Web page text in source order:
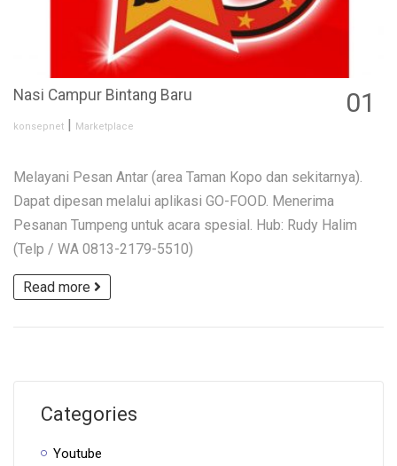
Nasi Campur Bintang Baru
konsepnet Marketplace
01
Melayani Pesan Antar (area Taman Kopo dan sekitarnya).
Dapat dipesan melalui aplikasi GO-FOOD. Menerima
Pesanan Tumpeng untuk acara spesial. Hub: Rudy Halim
(Telp / WA 0813-2179-5510)
Read more
Categories
Youtube